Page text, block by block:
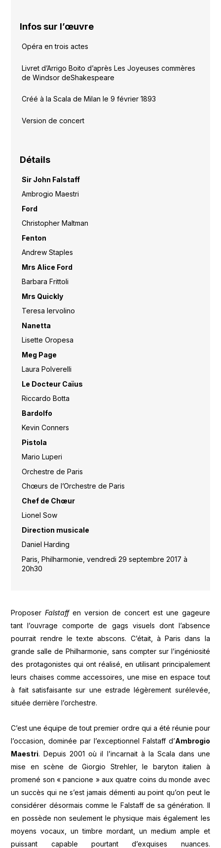
Infos sur l’œuvre
Opéra en trois actes
Livret d’Arrigo Boito d’après Les Joyeuses commères
de Windsor deShakespeare
Créé à la Scala de Milan le 9 février 1893
Version de concert
Détails
Sir John Falstaff
Ambrogio Maestri
Ford
Christopher Maltman
Fenton
Andrew Staples
Mrs Alice Ford
Barbara Frittoli
Mrs Quickly
Teresa Iervolino
Nanetta
Lisette Oropesa
Meg Page
Laura Polverelli
Le Docteur Caïus
Riccardo Botta
Bardolfo
Kevin Conners
Pistola
Mario Luperi
Orchestre de Paris
Chœurs de l’Orchestre de Paris
Chef de Chœur
Lionel Sow
Direction musicale
Daniel Harding
Paris, Philharmonie, vendredi 29 septembre 2017 à
20h30
ProposerFalstaffen version de concert est une gageure
tant l’ouvrage comporte de gags visuels dont l’absence
pourrait rendre le texte abscons. C’était, à Paris dans la
grande salle de Philharmonie, sans compter sur l’ingéniosité
des protagonistes qui ont réalisé, en utilisant principalement
leurs chaises comme accessoires, une mise en espace tout
à fait satisfaisante sur une estrade légèrement surélevée,
située derrière l’orchestre.
C’est une équipe de tout premier ordre qui a été réunie pour
l’occasion, dominée par l’exceptionnel Falstaff d’Ambrogio
Maestri. Depuis 2001 où il l’incarnait à la Scala dans une
mise en scène de Giorgio Strehler, le baryton italien à
promené son « pancione » aux quatre coins du monde avec
un succès qui ne s’est jamais démenti au point qu’on peut le
considérer désormais comme le Falstaff de sa génération. Il
en possède non seulement le physique mais également les
moyens vocaux, un timbre mordant, un medium ample et
puissant capable pourtant d’exquises nuances.